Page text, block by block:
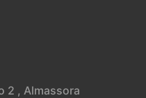
2 , Almassora